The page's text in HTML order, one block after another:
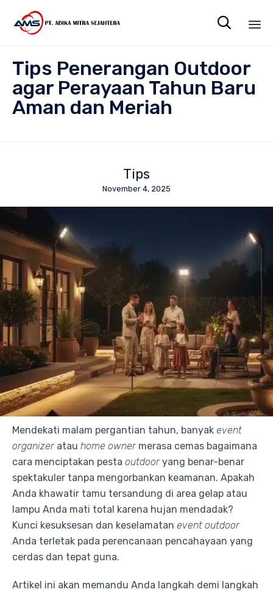

Tips Penerangan Outdoor
agar Perayaan Tahun Baru
Aman dan Meriah
Tips
November 4, 2025
Mendekati malam pergantian tahun, banyak event
organizer atau home owner merasa cemas bagaimana
cara menciptakan pesta outdoor yang benar-benar
spektakuler tanpa mengorbankan keamanan. Apakah
Anda khawatir tamu tersandung di area gelap atau
lampu Anda mati total karena hujan mendadak?
Kunci kesuksesan dan keselamatan event outdoor
Anda terletak pada perencanaan pencahayaan yang
cerdas dan tepat guna.
Artikel ini akan memandu Anda langkah demi langkah